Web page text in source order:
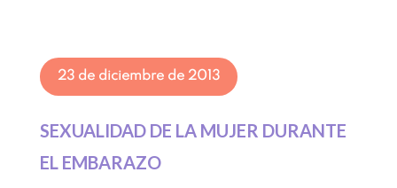
23 de diciembre de 2013
SEXUALIDAD DE LA MUJER DURANTE
EL EMBARAZO